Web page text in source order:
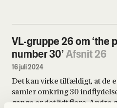
VL-gruppe 26 om ‘the
number 30’ Afsnit 26
16 juli 2024
Det kan virke tilfældigt, at de
samler omkring 30
gange er det lidt flere. Andre